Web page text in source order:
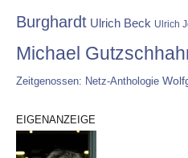
Burghardt Ulrich Beck Ulrich
Michael
Zeitgenossen: Netz-Anthologie
EIGENANZEIGE